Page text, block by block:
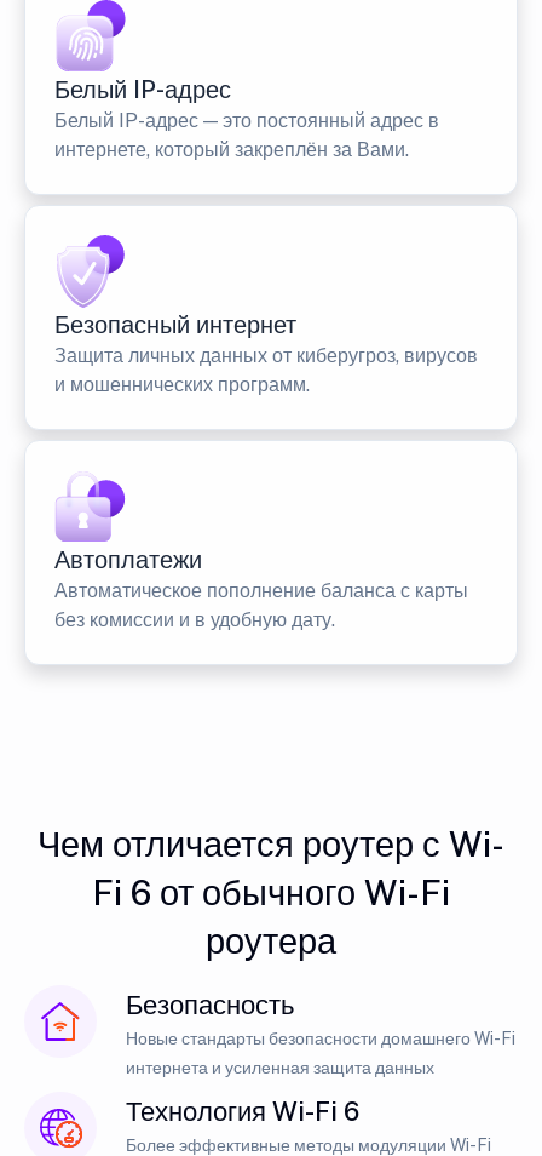
Белый IP-адрес
Белый IP-адрес — это постоянный адрес в
интернете, который закреплён за Вами.
Безопасный интернет
Защита личных данных от киберугроз, вирусов
и мошеннических программ.
Автоплатежи
Автоматическое пополнение баланса с карты
без комиссии и в удобную дату.
Чем отличается роутер с Wi-
Fi 6 от обычного Wi-Fi
роутера
Безопасность
Новые стандарты безопасности домашнего Wi-Fi
интернета и усиленная защита данных
Технология Wi-Fi 6
Более эффективные методы модуляции Wi-Fi